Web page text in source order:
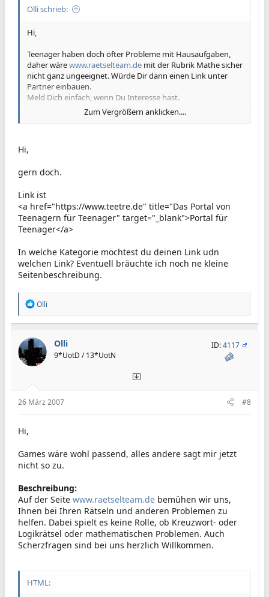
Olli schrieb:
Hi,
Teenager haben doch öfter Probleme mit Hausaufgaben,
daher wärewww.raetselteam.de mit der Rubrik Mathe sicher
nicht ganz ungeeignet. Würde Dir dann einen Link unter
Partner einbauen.
Meld Dich einfach, wenn Du Interesse hast.
Zum Vergrößern anklicken....
Hi,
gern doch.
Link ist
<a href="https://www.teetre.de" title="Das Portal von
Teenagern für Teenager" target="_blank">Portal für
Teenager</a>
In welche Kategorie möchtest du deinen Link udn
welchen Link? Eventuell bräuchte ich noch ne kleine
Seitenbeschreibung.
R
a
t
i
o
n
:
Olli
Olli
9*UotD / 13*UotN
ID:4117
26 März 2007 #8
Hi,
Games wäre wohl passend, alles andere sagt mir jetzt
nicht so zu.
Beschreibung:
Auf der Seite www.raetselteam.de bemühen wir uns,
Ihnen bei Ihren Rätseln und anderen Problemen zu
helfen. Dabei spielt es keine Rolle, ob Kreuzwort- oder
Logikrätsel oder mathematischen Problemen. Auch
Scherzfragen sind bei uns herzlich Willkommen.
HTML: